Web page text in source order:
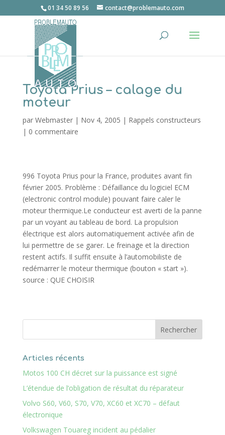
01 34 50 89 56 contact@problemauto.com
Toyota Prius – calage du
moteur
par Webmaster| Nov 4, 2005 | Rappels constructeurs
| 0 commentaire
996 Toyota Prius pour la France, produites avant fin
février 2005. Problème : Défaillance du logiciel ECM
(electronic control module) pouvant faire caler le
moteur thermique.Le conducteur est averti de la panne
par un voyant au tableau de bord. La propulsion
électrique est alors automatiquement activée afin de
lui permettre de se garer. Le freinage et la direction
restent actifs. Il suffit ensuite à l’automobiliste de
redémarrer le moteur thermique (bouton « start »).
source : QUE CHOISIR
Articles récents
Motos 100 CH décret sur la puissance est signé
L’étendue de l’obligation de résultat du réparateur
Volvo S60, V60, S70, V70, XC60 et XC70 – défaut
électronique
Volkswagen Touareg incident au pédalier